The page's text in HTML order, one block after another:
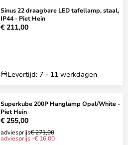
Sinus 22 draagbare LED tafellamp, staal,
IP44 - Piet Hein
€ 211,00
Levertijd: 7 - 11 werkdagen
Superkube 200P Hanglamp Opal/White -
Piet Hein
€ 255,00
adviesprijs€ 271,00
adviesprijs -€ 16,00